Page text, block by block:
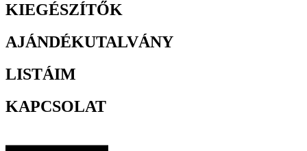
KIEGÉSZÍTŐK
AJÁNDÉKUTALVÁNY
LISTÁIM
KAPCSOLAT